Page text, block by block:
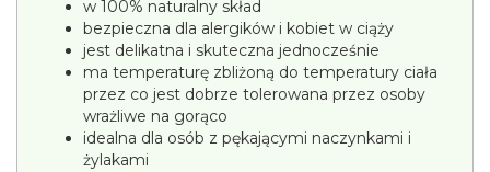
w 100% naturalny skład
bezpieczna dla alergików i kobiet w ciąży
jest delikatna i skuteczna jednocześnie
ma temperaturę zbliżoną do temperatury ciała
przez co jest dobrze tolerowana przez osoby
wrażliwe na gorąco
idealna dla osób z pękającymi naczynkami i
żylakami